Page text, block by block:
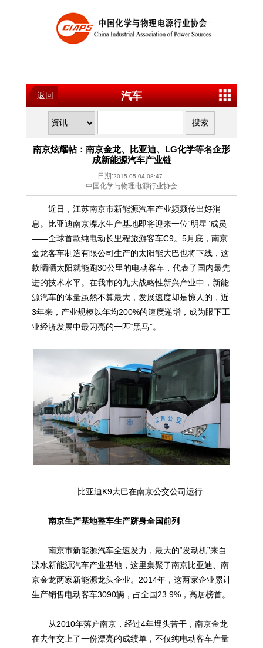
返回 汽车
南京炫耀帖：南京金龙、比亚迪、LG化学等名企形
成新能源汽车产业链
日期:2015-05-04 08:47
中国化学与物理电源行业协会
近日，江苏南京市新能源汽车产业频频传出好消
息。比亚迪南京溧水生产基地即将迎来一位“明星”成员
——全球首款纯电动长里程旅游客车C9。5月底，南京
金龙客车制造有限公司生产的太阳能大巴也将下线，这
款晒晒太阳就能跑30公里的电动客车，代表了国内最先
进的技术水平。在我市的九大战略性新兴产业中，新能
源汽车的体量虽然不算最大，发展速度却是惊人的，近
3年来，产业规模以年均200%的速度递增，成为眼下工
业经济发展中最闪亮的一匹“黑马”。
比亚迪K9大巴在南京公交公司运行
南京生产基地整车生产跻身全国前列
南京市新能源汽车全速发力，最大的“发动机”来自
溧水新能源汽车产业基地，这里集聚了南京比亚迪、南
京金龙两家新能源龙头企业。2014年，这两家企业累计
生产销售电动客车3090辆，占全国23.9%，高居榜首。
从2010年落户南京，经过4年埋头苦干，南京金龙
在去年交上了一份漂亮的成绩单，不仅纯电动客车产量